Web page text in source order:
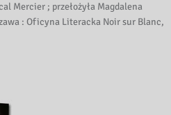
Mercier ; przełożyła Magdalena
: Oficyna Literacka Noir sur Blanc,